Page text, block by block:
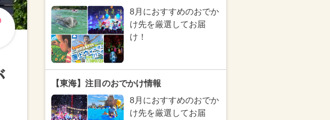
8月におすすめのおでか
け先を厳選してお届
け！
【東海】注目のおでかけ情報
8月におすすめのおでか
け先を厳選してお届